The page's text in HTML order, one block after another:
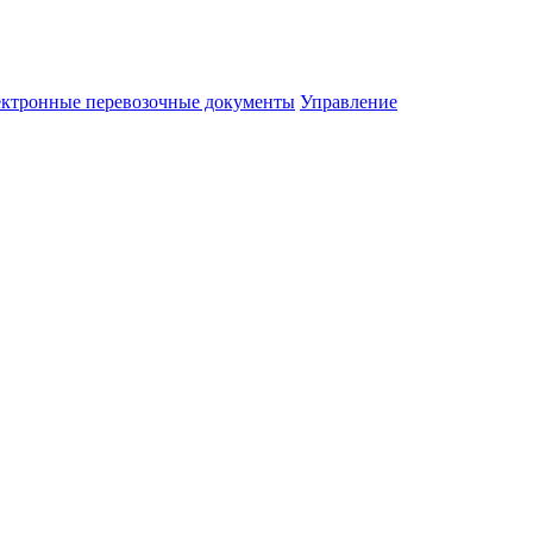
перевозочные документы Управление